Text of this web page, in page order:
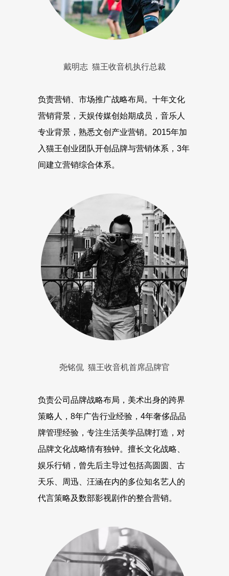
戴明志 猫王收音机执行总裁
负责营销、市场推广战略布局。十年文化
营销背景，天娱传媒创始期成员，音乐人
专业背景，熟悉文创产业营销。2015年加
入猫王创业团队开创品牌与营销体系，3年
间建立营销综合体系。
尧铭侃 猫王收音机首席品牌官
负责公司品牌战略布局，美术出身的跨界
策略人，8年广告行业经验，4年奢侈品品
牌管理经验，专注生活美学品牌打造，对
品牌文化战略情有独钟。擅长文化战略、
娱乐行销，曾先后主导过包括高圆圆、古
天乐、周迅、汪涵在内的多位知名艺人的
代言策略及数部影视剧作的整合营销。